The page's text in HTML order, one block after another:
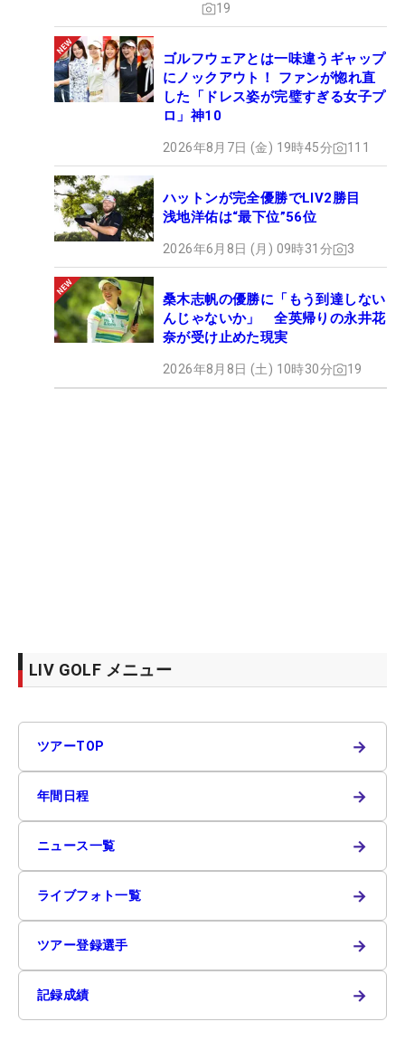
19
ゴルフウェアとは一味違うギャップ
にノックアウト！ ファンが惚れ直
した「ドレス姿が完璧すぎる女子プ
ロ」神10
2026年8月7日 (金) 19時45分 111
ハットンが完全優勝でLIV2勝目
浅地洋佑は“最下位”56位
2026年6月8日 (月) 09時31分 3
桑木志帆の優勝に「もう到達しない
んじゃないか」 全英帰りの永井花
奈が受け止めた現実
2026年8月8日 (土) 10時30分 19
LIV GOLF メニュー
ツアーTOP →
年間日程 →
ニュース一覧 →
ライブフォト一覧 →
ツアー登録選手 →
記録成績 →